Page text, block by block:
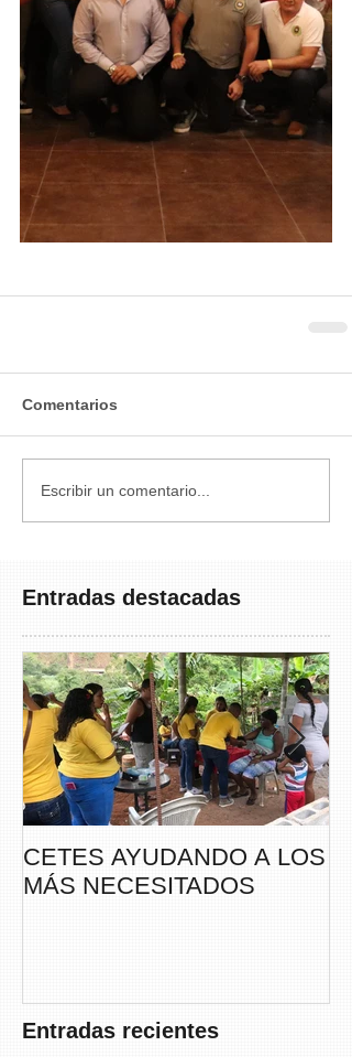
Comentarios
Escribir un comentario...
Entradas destacadas
CETES AYUDANDO A LOS
MÁS NECESITADOS
Entradas recientes